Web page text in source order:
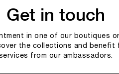
Get in touch
in one of our boutiques
the collections and benefit
from our ambassadors.